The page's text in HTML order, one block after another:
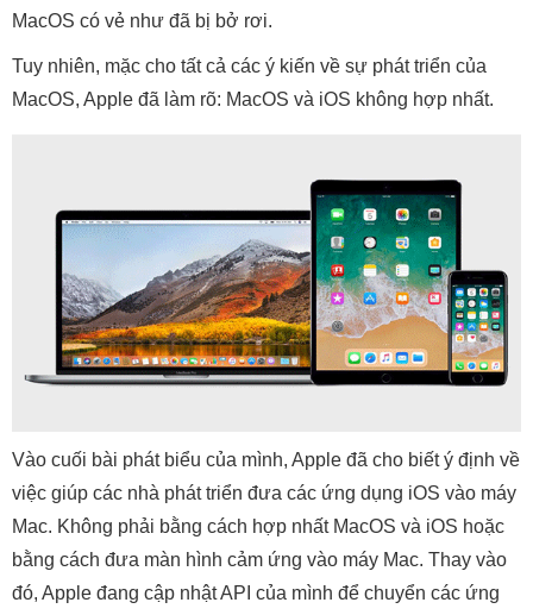
MacOS có vẻ như đã bị bở rơi.
Tuy nhiên, mặc cho tất cả các ý kiến về sự phát triển của
MacOS, Apple đã làm rõ: MacOS và iOS không hợp nhất.
Vào cuối bài phát biểu của mình, Apple đã cho biết ý định về
việc giúp các nhà phát triển đưa các ứng dụng iOS vào máy
Mac. Không phải bằng cách hợp nhất MacOS và iOS hoặc
bằng cách đưa màn hình cảm ứng vào máy Mac. Thay vào
đó, Apple đang cập nhật API của mình để chuyển các ứng